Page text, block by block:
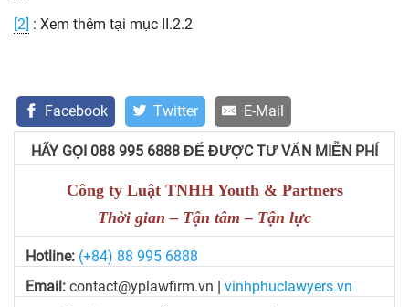
[2] : Xem thêm tại mục II.2.2
Facebook Twitter E-Mail
HÃY GỌI 088 995 6888 ĐỂ ĐƯỢC TƯ VẤN MIỄN PHÍ
Công ty Luật TNHH Youth & Partners
Thời gian – Tận tâm – Tận lực
Hotline: (+84) 88 995 6888
Email: contact@yplawfirm.vn
vinhphuclawyers.vn